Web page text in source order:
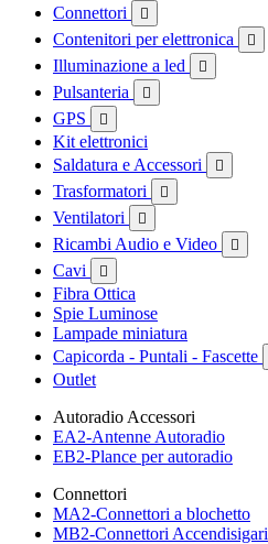
Connettori

Contenitori per elettronica 
Illuminazione a led 
Pulsanteria 
GPS 
Kit elettronici
Saldatura e Accessori

Trasformatori 
Ventilatori 
Ricambi Audio e Video 
Cavi 
Fibra Ottica
Spie Luminose
Lampade miniatura
Capicorda - Puntali - Fascette
Outlet
Autoradio Accessori
EA2-Antenne Autoradio
EB2-Plance per autoradio
Connettori
MA2-Connettori a blochetto
MB2-Connettori Accendisigari